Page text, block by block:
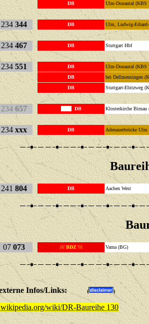
DB
Ulm-Donautal
234 344 DB Ulm, Ludwig-
234 467 DB Stuttgart
234 551 DB
Ulm-Donautal
DB
bei Dellmensingen
DB
Stuttgart-Ebitzweg
234 657 DB Klosterkirche
234 xxx DB Adenauerbrücke
241 804 DB Aachen
07 073 /// BDZ \\\ Varna (BG)
externe Infos/Links:( )
wiki/DR-Baureihe 130